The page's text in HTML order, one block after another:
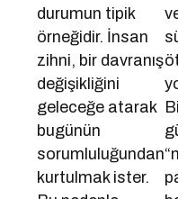
durumun tipik
örneğidir. İnsan
zihni, bir davranış
değişikliğini
geleceğe atarak
bugünün
sorumluluğundan
kurtulmak ister.